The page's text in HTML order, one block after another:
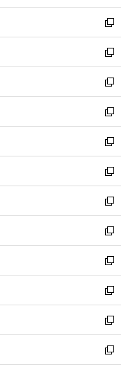
開
く
ウ
で
開
く
ン
ド
ウ
で
開
く
ウ
ィ
ン
ド
ウ
で
開
く
新
し
い
ウ
ィ
ン
ド
ウ
で
開
く
新
し
い
ウ
ィ
ン
ド
ウ
で
開
く
新
し
い
ウ
ィ
ン
ド
ウ
で
開
く
新
し
い
ウ
ィ
ン
ド
ウ
で
開
く
新
し
い
ウ
ィ
ン
ド
ウ
で
開
く
新
し
い
ウ
ィ
ン
ド
ウ
で
開
く
新
し
い
ウ
ィ
ン
ド
ウ
で
開
く
新
し
い
ウ
ィ
ン
ド
ウ
で
開
新
し
い
ウ
ィ
ン
ド
ウ
新
し
い
ウ
ィ
ン
新
し
い
ウ
新
し